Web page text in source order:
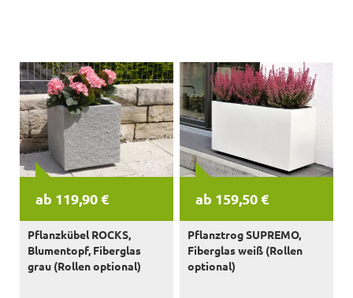
ab 119,90 €
Pflanzkübel ROCKS,
Blumentopf, Fiberglas
grau (Rollen optional)
ab 159,50 €
Pflanztrog SUPREMO,
Fiberglas weiß (Rollen
optional)